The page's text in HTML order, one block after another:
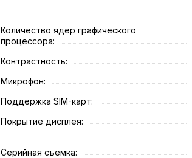
Количество ядер графического
процессора:
Контрастность:
Микрофон:
Поддержка SIM-карт:
Покрытие дисплея:
Серийная съемка: